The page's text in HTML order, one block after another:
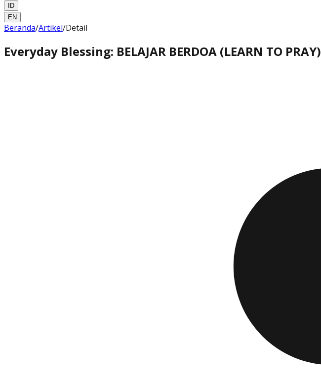
ID
EN
Beranda/Artikel/Detail
Everyday Blessing: BELAJAR BERDOA (LEARN TO PRAY)